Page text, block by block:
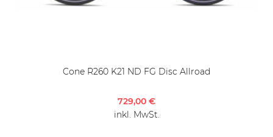
Cone R260 K21 ND FG Disc Allroad
729,00 €
inkl. MwSt.